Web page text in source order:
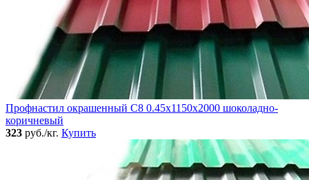
Профнастил окрашенный C8 0.45x1150x2000 шоколадно-
коричневый
323 руб./кг. Купить